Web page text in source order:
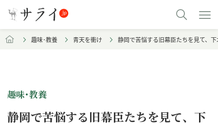
趣味･教養 青天を衝け 静岡で苦悩する旧幕臣たちを見て、
趣味･教養
静岡で苦悩する旧幕臣たちを見て、下